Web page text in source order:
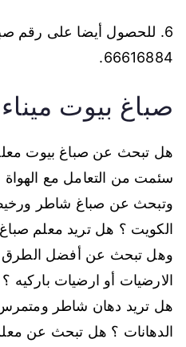
6. للحصول أيضا على رقم
66616884.
صباغ بيوت
هل تبحث عن صباغ بيوت
سئمت من التعامل مع الهواة
وتبحث عن صباغ شاطر ورخيص
الكويت ؟ هل تريد معلم
وهل تبحث عن أفضل الطرق
الارضيات أو ارضيات باركيه ؟
هل تريد دهان شاطر
الدهانات ؟ هل تبحث عن